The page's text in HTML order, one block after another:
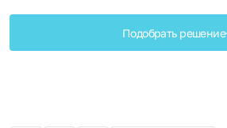
Подобрать решение